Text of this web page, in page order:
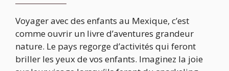
Voyager avec des enfants au Mexique, c’est
comme ouvrir un livre d’aventures grandeur
nature. Le pays regorge d’activités qui feront
briller les yeux de vos enfants. Imaginez la joie